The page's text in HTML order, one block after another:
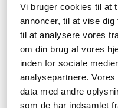
Vi bruger cookies til at
annoncer, til at vise
til at analysere vores
om din brug af vores
inden for sociale
analysepartnere.
data med andre
som de har indsamlet
spännande sätt är Action-
en trampolin, åka
förbättra din balans,
annorlunda och
bäst?
Gör
produkter